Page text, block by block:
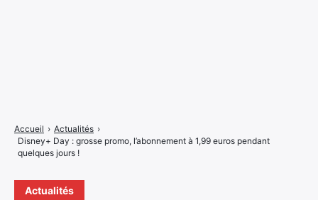
Actualités
Accueil › Actualités ›
Disney+ Day : grosse promo, l’abonnement à 1,99 euros pendant
quelques jours !